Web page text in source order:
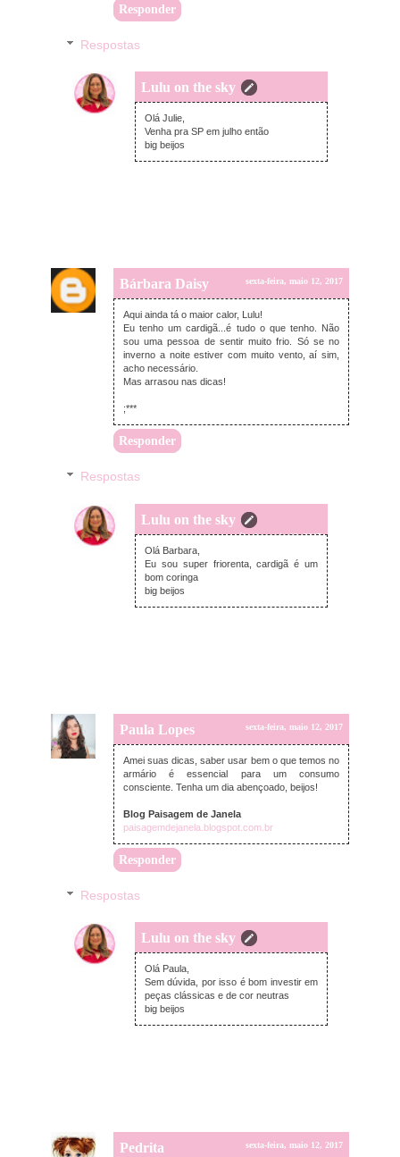
Responder
Respostas
Lulu on the sky
sábado, maio 13, 2017
Olá Julie,
Venha pra SP em julho então
big beijos
Bárbara Daisy sexta-feira, maio 12, 2017
Aqui ainda tá o maior calor, Lulu!
Eu tenho um cardigã...é tudo o que tenho. Não
sou uma pessoa de sentir muito frio. Só se no
inverno a noite estiver com muito vento, aí sim,
acho necessário.
Mas arrasou nas dicas!
;***
Responder
Respostas
Lulu on the sky
sábado, maio 13, 2017
Olá Barbara,
Eu sou super friorenta, cardigã é um
bom coringa
big beijos
Paula Lopes sexta-feira, maio 12, 2017
Amei suas dicas, saber usar bem o que temos no
armário é essencial para um consumo
consciente. Tenha um dia abençoado, beijos!
Blog Paisagem de Janela
paisagemdejanela.blogspot.com.br
Responder
Respostas
Lulu on the sky
sábado, maio 13, 2017
Olá Paula,
Sem dúvida, por isso é bom investir em
peças clássicas e de cor neutras
big beijos
Pedrita sexta-feira, maio 12, 2017